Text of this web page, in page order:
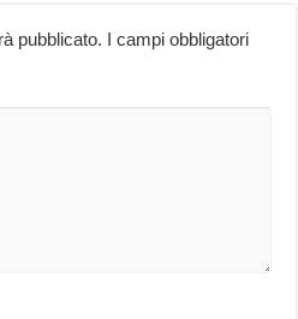
pubblicato. I campi obbligatori